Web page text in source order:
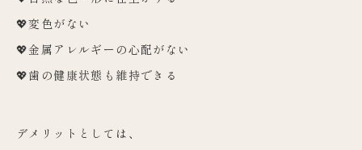
💖変色がない
💖金属アレルギーの心配がない
💖歯の健康状態も維持できる
デメリットとしては、